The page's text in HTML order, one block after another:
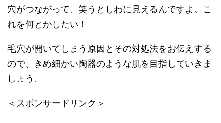
穴がつながって、笑うとしわに見えるんですよ。こ
れを何とかしたい！
毛穴が開いてしまう原因とその対処法をお伝えする
ので、きめ細かい陶器のような肌を目指していきま
しょう。
＜スポンサードリンク＞